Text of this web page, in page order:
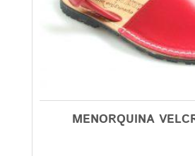
MENORQUINA